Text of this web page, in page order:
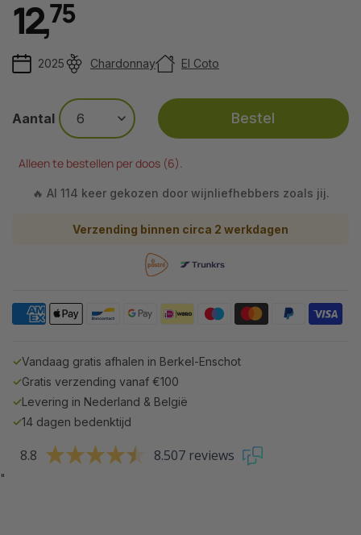
12,75
2025 Chardonnay El Coto
Aantal Bestel
Alleen te bestellen per doos (6).
🔥 Al 114 keer gekozen door wijnliefhebbers zoals jij.
Verzending binnen circa 2 werkdagen
✓Vandaag gratis afhalen in Berkel-Enschot
✓Gratis verzending vanaf €100
✓Levering in Nederland & België
✓14 dagen bedenktijd
8.8 8.507 reviews
"